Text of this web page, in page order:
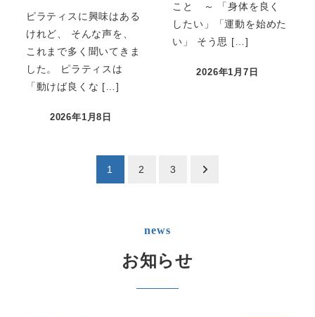
ピラティスに興味はある
けれど、 そんな声を、
これまで多く聞いてきま
した。 ピラティスは
「動けば良くな […]
2026年1月8日
こと ～ 「身体を良く
したい」「運動を始めた
い」 そう思 […]
2026年1月7日
1 2 3
news
お知らせ